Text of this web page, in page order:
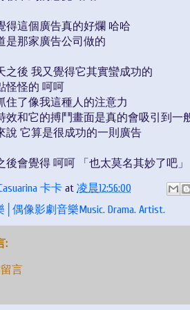
得這個廣告真的好爛 哈哈
是那家廣告公司做的
之後 我又覺得它其實蠻成功的
怪怪的 呵呵
住了像我這種人的注意力
效和它的搏鬥畫面是真的會吸引到一
說 它算是很成功的一則廣告
後會覺得 呵呵 「也太莫名其妙了吧」
卡卡 at 凌晨12:56:00
│偶像影劇音樂Music. Drama. Artist.
:
言